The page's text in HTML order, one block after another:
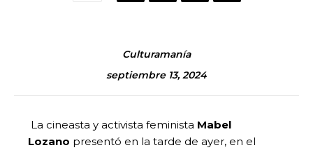
Culturamanía
septiembre 13, 2024
La cineasta y activista feminista Mabel
Lozano presentó en la tarde de ayer, en el